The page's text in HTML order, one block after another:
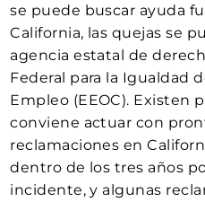
se puede buscar ayuda
California, las quejas se
agencia estatal de
Federal para la Igualdad
Empleo (EEOC). Existen
conviene actuar con
reclamaciones en
dentro de los tres años
incidente, y algunas